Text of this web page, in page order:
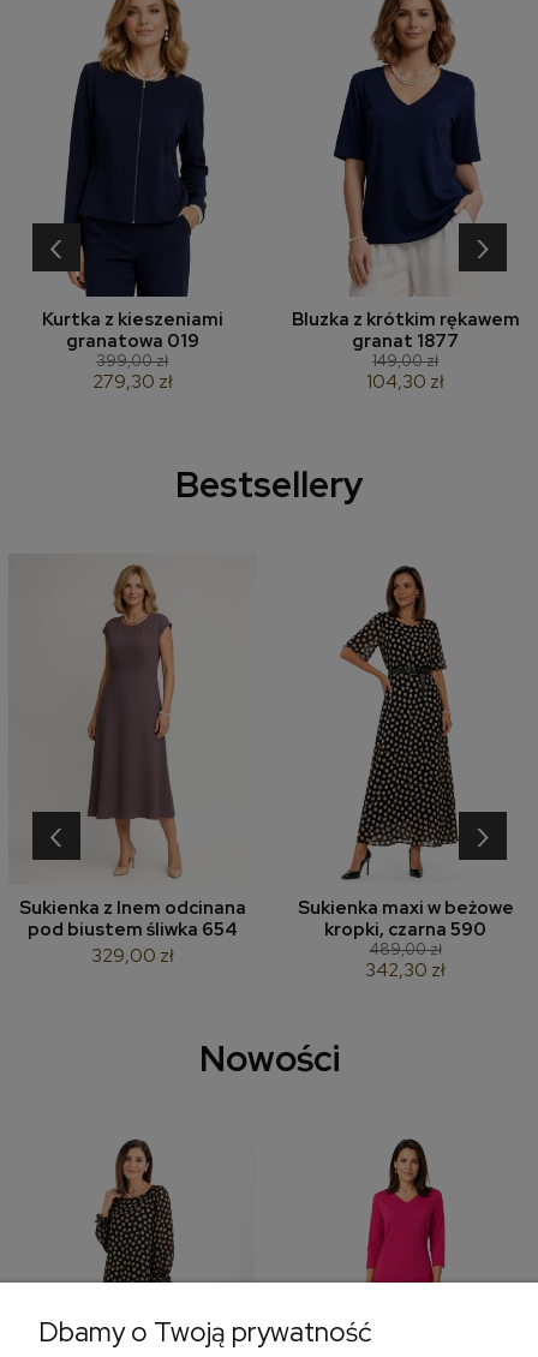
Kurtka z kieszeniami
granatowa 019
399,00 zł
279,30 zł
Bluzka z krótkim rękawem
granat 1877
149,00 zł
104,30 zł
‹ ›
Bestsellery
Sukienka z lnem odcinana
pod biustem śliwka 654
329,00 zł
Sukienka maxi w beżowe
kropki, czarna 590
489,00 zł
342,30 zł
‹ ›
Nowości
Dbamy o Twoją prywatność